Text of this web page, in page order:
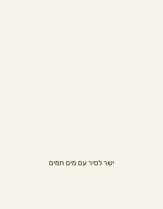
ישר לסיר עם מים חמים